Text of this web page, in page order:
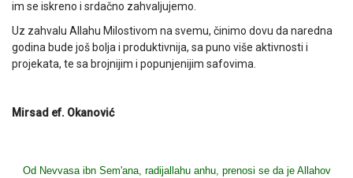
im se iskreno i srdačno zahvaljujemo.
Uz zahvalu Allahu Milostivom na svemu, činimo dovu da naredna
godina bude još bolja i produktivnija, sa puno više aktivnosti i
projekata, te sa brojnijim i popunjenijim safovima.
Mirsad ef. Okanović
Od Nevvasa ibn Sem'ana, radijallahu anhu, prenosi se da je Allahov